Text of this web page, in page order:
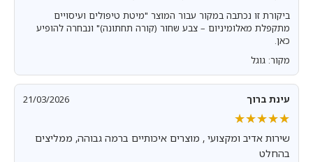
ביקורת זו נכתבה במקור עבור המוצר "מיטת טיפולים ועיסויים
מתקפלת מאלומיניום – צבע שחור (קורה תחתונה)" ונבחרה להופיע
כאן.
מקור: גוגל
עינת ברוך 21/03/2026
★★★★★
★★★★★
שירות אדיב ומקצועי , מוצרים איכותיים ברמה גבוהה, ממליצים
בהחלט